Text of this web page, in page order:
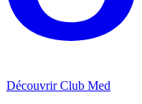
Découvrir Club Med